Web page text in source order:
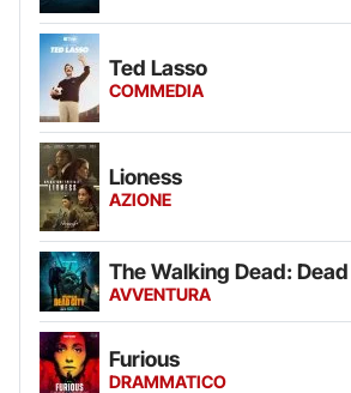
Ted Lasso
COMMEDIA
Lioness
AZIONE
The Walking Dead:
AVVENTURA
Furious
DRAMMATICO